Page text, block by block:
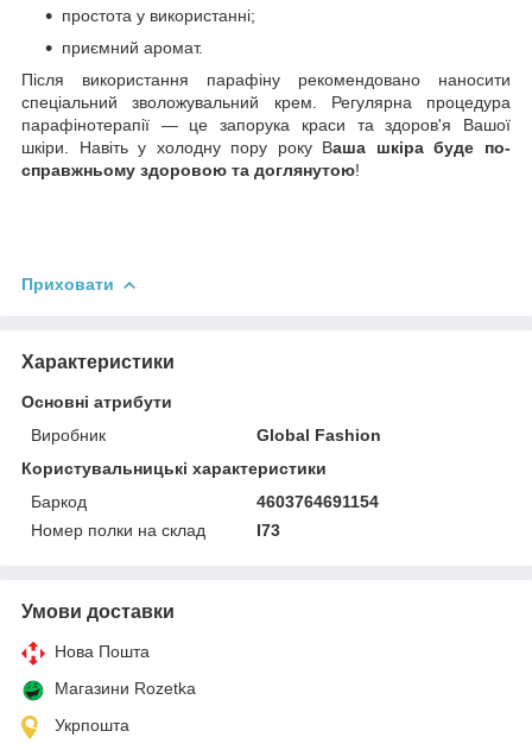
простота у використанні;
приємний аромат.
Після використання парафіну рекомендовано наносити
спеціальний зволожувальний крем. Регулярна процедура
парафінотерапії — це запорука краси та здоров'я Вашої
шкіри. Навіть у холодну пору року Ваша шкіра буде по-
справжньому здоровою та доглянутою!
Приховати
Характеристики
Основні атрибути
Виробник
Global Fashion
Користувальницькі характеристики
Баркод
4603764691154
Номер полки на склад
I73
Умови доставки
Нова Пошта
Магазини Rozetka
Укрпошта